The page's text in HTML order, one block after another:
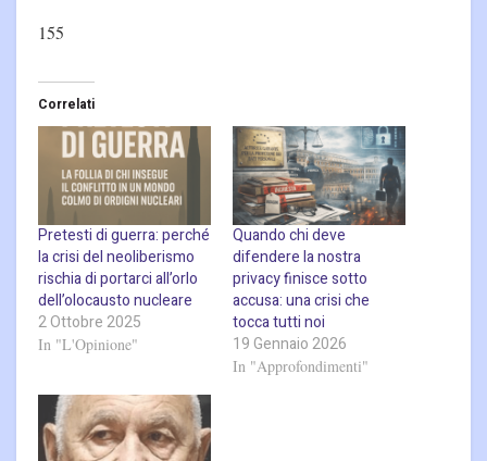
155
Correlati
Pretesti di guerra: perché
la crisi del neoliberismo
rischia di portarci all’orlo
dell’olocausto nucleare
2 Ottobre 2025
In "L'Opinione"
Quando chi deve
difendere la nostra
privacy finisce sotto
accusa: una crisi che
tocca tutti noi
19 Gennaio 2026
In "Approfondimenti"